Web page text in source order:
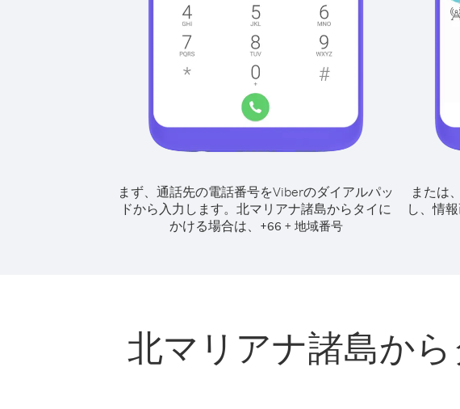
まず、通話先の電話番号をViberのダイアルパッ
ドから入力します。 北マリアナ諸島からタイに
かける場合は、
+66 + 地域番号
または
し、情
北マリアナ諸島か